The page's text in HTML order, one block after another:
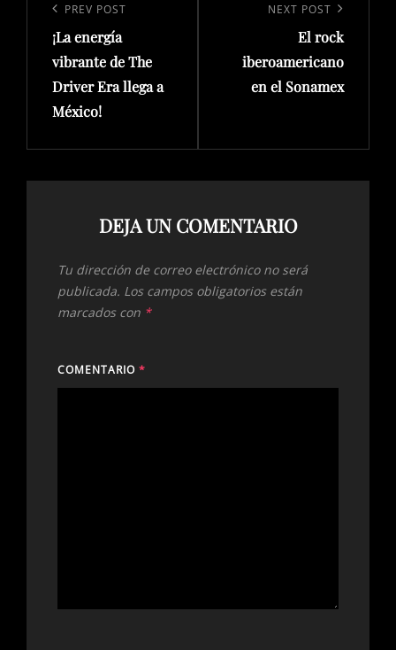
entradas
Previous
Post
PREV POST
¡La energía
vibrante de The
Driver Era llega a
México!
NEXT POST
El rock
iberoamericano
en el Sonamex
DEJA UN COMENTARIO
Tu dirección de correo electrónico no será
publicada. Los campos obligatorios están
marcados con *
COMENTARIO *